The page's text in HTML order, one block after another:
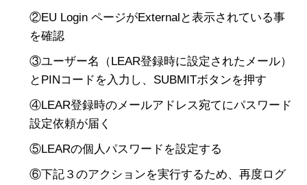
②EU Login ページがExternalと表示されている事
を確認
③ユーザー名（LEAR登録時に設定されたメール）
とPINコードを入力し、SUBMITボタンを押す
④LEAR登録時のメールアドレス宛てにパスワード
設定依頼が届く
⑤LEARの個人パスワードを設定する
⑥下記３のアクションを実行するため、再度ログ